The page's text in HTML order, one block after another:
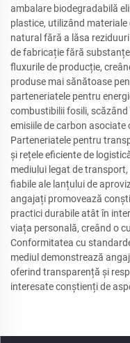
ambalare biodegradabilă
plastice, utilizând
natural fără a lăsa
de fabricație fără
fluxurile de producție,
produse mai sănătoase
parteneriatele pentru
combustibilii fosili,
emisiile de carbon
Parteneriatele pentru
și rețele eficiente de
mediului legat de
fiabile ale lanțului de
angajați promovează
practici durabile atât în
viața personală, creând o
Conformitatea cu
mediul demonstrează
oferind transparență și
interesate conștienți de